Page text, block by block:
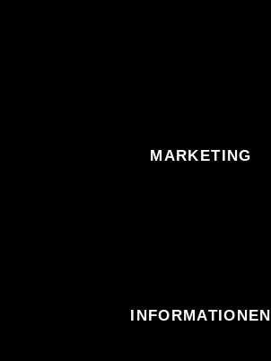
MARKETING
INFORMATIONEN